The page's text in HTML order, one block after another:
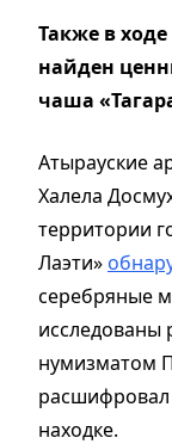
Также в
найден
чаша
Атырауские
Халела
территории
Лаэти»
серебряные
исследованы
нумизматом
расшифровал
находке.